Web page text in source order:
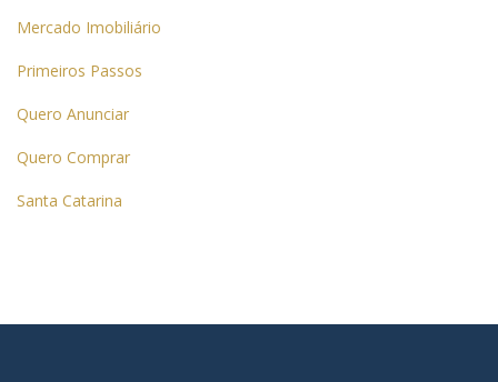
Mercado Imobiliário
Primeiros Passos
Quero Anunciar
Quero Comprar
Santa Catarina